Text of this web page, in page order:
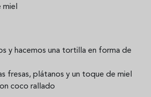
y hacemos una tortilla en forma de
fresas, plátanos y un toque de miel
coco rallado